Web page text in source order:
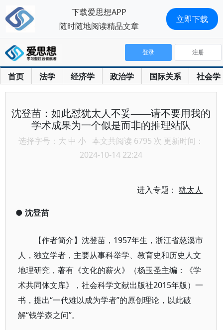
首页 法学 经济学 政治学 国际关系 社会学
登录 注册
沈登苗：如此怼犹太人不妥——请不要用我的
学术成果为一个似是而非的推理站队
选择字号： 大 中 小 本文共阅读 6795 次 更新时间：
2024-10-14 22:24
进入专题：犹太人
● 沈登苗
【作者简介】沈登苗，1957年生，浙江省慈溪市
人，独立学者，主要从事科举学、教育史和历史人文
地理研究，著有《文化的薪火》（杨玉圣主编：《学
术共同体文库》，社会科学文献出版社2015年版）一
书，提出“一代难以成为学者”的原创理论，以此破
解“钱学森之问”。
下载爱思想APP
随时随地阅读精品文章
立即下载